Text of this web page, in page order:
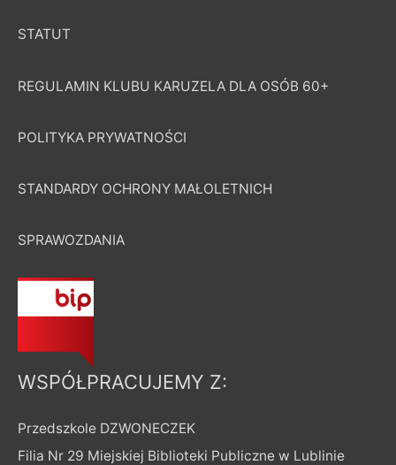
STATUT
REGULAMIN KLUBU KARUZELA DLA OSÓB 60+
POLITYKA PRYWATNOŚCI
STANDARDY OCHRONY MAŁOLETNICH
SPRAWOZDANIA
WSPÓŁPRACUJEMY Z:
Przedszkole DZWONECZEK
Filia Nr 29 Miejskiej Biblioteki Publiczne w Lublinie